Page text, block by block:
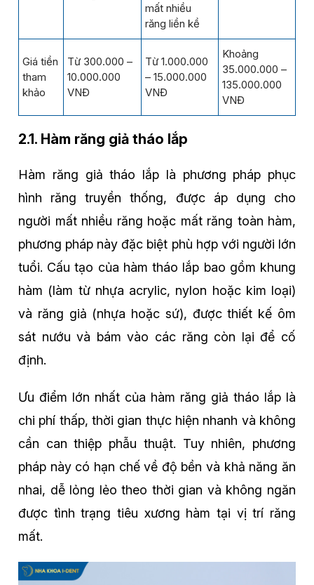
mất nhiều
răng liền kề
Giá tiền
tham
khảo
Từ 300.000 –
10.000.000
VNĐ
Từ 1.000.000
– 15.000.000
VNĐ
Khoảng
35.000.000 –
135.000.000
VNĐ
2.1. Hàm răng giả tháo lắp
Hàm răng giả tháo lắp là phương pháp phục
hình răng truyền thống, được áp dụng cho
người mất nhiều răng hoặc mất răng toàn hàm,
phương pháp này đặc biệt phù hợp với người lớn
tuổi. Cấu tạo của hàm tháo lắp bao gồm khung
hàm (làm từ nhựa acrylic, nylon hoặc kim loại)
và răng giả (nhựa hoặc sứ), được thiết kế ôm
sát nướu và bám vào các răng còn lại để cố
định.
Ưu điểm lớn nhất của hàm răng giả tháo lắp là
chi phí thấp, thời gian thực hiện nhanh và không
cần can thiệp phẫu thuật. Tuy nhiên, phương
pháp này có hạn chế về độ bền và khả năng ăn
nhai, dễ lỏng lẻo theo thời gian và không ngăn
được tình trạng tiêu xương hàm tại vị trí răng
mất.